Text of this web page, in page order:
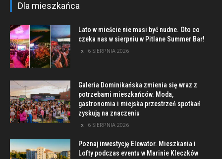
Dla mieszkańca
Lato w mieście nie musi być nudne. Oto co
czeka nas w sierpniu w Pitlane Summer Bar!
6 SIERPNIA 2026
Galeria Dominikańska zmienia się wraz z
potrzebami mieszkańców. Moda,
gastronomia i miejska przestrzeń spotkań
zyskują na znaczeniu
6 SIERPNIA 2026
Poznaj inwestycję Elewator. Mieszkania i
Lofty podczas eventu w Marinie Kleczków